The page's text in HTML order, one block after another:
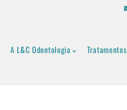
A L&C Odontologia Tratamentos